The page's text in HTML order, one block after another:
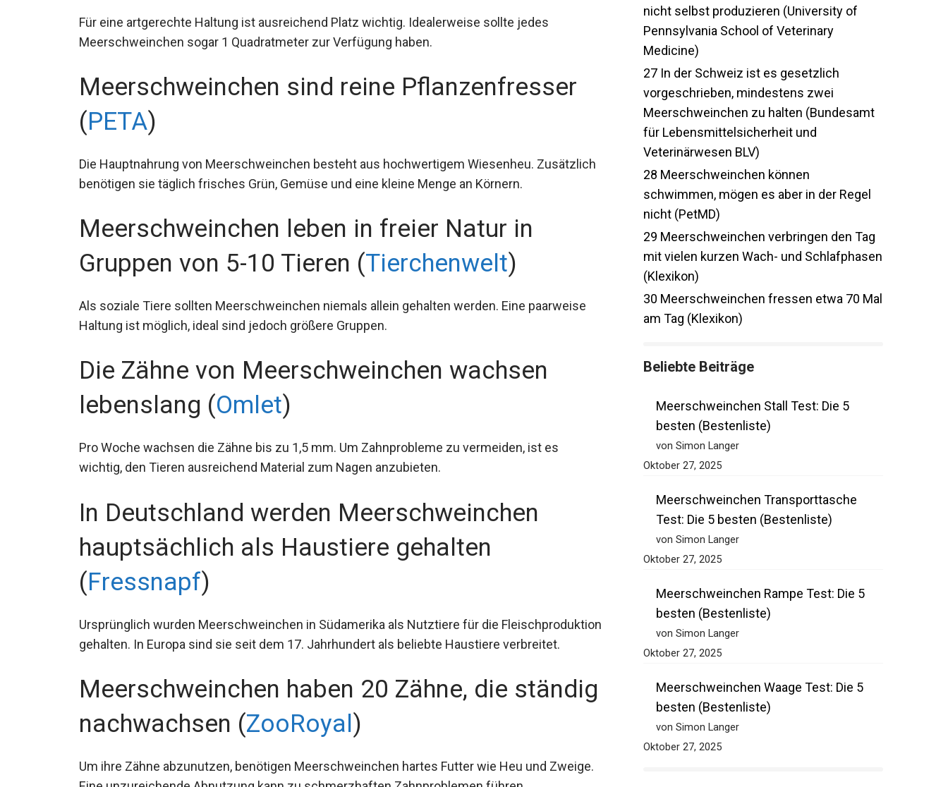
Für eine artgerechte Haltung ist ausreichend Platz wichtig. Idealerweise sollte jedes
Meerschweinchen sogar 1 Quadratmeter zur Verfügung haben.
Meerschweinchen sind reine Pflanzenfresser
(PETA)
Die Hauptnahrung von Meerschweinchen besteht aus hochwertigem Wiesenheu. Zusätzlich
benötigen sie täglich frisches Grün, Gemüse und eine kleine Menge an Körnern.
Meerschweinchen leben in freier Natur in
Gruppen von 5-10 Tieren (Tierchenwelt)
Als soziale Tiere sollten Meerschweinchen niemals allein gehalten werden. Eine paarweise
Haltung ist möglich, ideal sind jedoch größere Gruppen.
Die Zähne von Meerschweinchen wachsen
lebenslang (Omlet)
Pro Woche wachsen die Zähne bis zu 1,5 mm. Um Zahnprobleme zu vermeiden, ist es
wichtig, den Tieren ausreichend Material zum Nagen anzubieten.
In Deutschland werden Meerschweinchen
hauptsächlich als Haustiere gehalten
(Fressnapf)
Ursprünglich wurden Meerschweinchen in Südamerika als Nutztiere für die Fleischproduktion
gehalten. In Europa sind sie seit dem 17. Jahrhundert als beliebte Haustiere verbreitet.
Meerschweinchen haben 20 Zähne, die ständig
nachwachsen (ZooRoyal)
Um ihre Zähne abzunutzen, benötigen Meerschweinchen hartes Futter wie Heu und Zweige.
nicht selbst produzieren (University of
Pennsylvania School of Veterinary
Medicine)
27 In der Schweiz ist es gesetzlich
vorgeschrieben, mindestens zwei
Meerschweinchen zu halten (Bundesamt
für Lebensmittelsicherheit und
Veterinärwesen BLV)
28 Meerschweinchen können
schwimmen, mögen es aber in der Regel
nicht (PetMD)
29 Meerschweinchen verbringen den Tag
mit vielen kurzen Wach- und Schlafphasen
(Klexikon)
30 Meerschweinchen fressen etwa 70 Mal
am Tag (Klexikon)
Beliebte Beiträge
Meerschweinchen Stall Test: Die 5
besten (Bestenliste)
von Simon Langer
Oktober 27, 2025
Meerschweinchen Transporttasche
Test: Die 5 besten (Bestenliste)
von Simon Langer
Oktober 27, 2025
Meerschweinchen Rampe Test: Die 5
besten (Bestenliste)
von Simon Langer
Oktober 27, 2025
Meerschweinchen Waage Test: Die 5
besten (Bestenliste)
von Simon Langer
Oktober 27, 2025